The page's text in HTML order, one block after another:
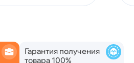
Гарантия получения
товара 100%